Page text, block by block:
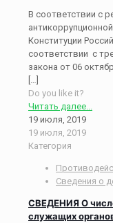
В соответствии с
Конституции
соответствии с
закона от 06
[…]
Do you like it?
Читать далее...
19 июля, 2019
19 июля, 2019
Категория
Сведения о
СВЕДЕНИЯ О
служащих